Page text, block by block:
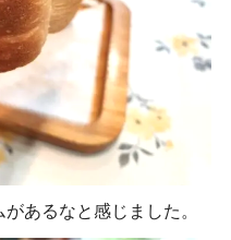
あるなと感じました。